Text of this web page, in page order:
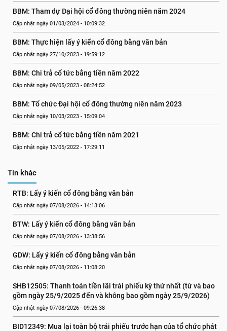
BBM: Tham dự Đại hội cổ đông thường niên năm 2024
Cập nhật ngày 01/03/2024 - 10:09:32
BBM: Thực hiện lấy ý kiến cổ đông bằng văn bản
Cập nhật ngày 27/10/2023 - 19:59:12
BBM: Chi trả cổ tức bằng tiền năm 2022
Cập nhật ngày 09/05/2023 - 08:24:52
BBM: Tổ chức Đại hội cổ đông thường niên năm 2023
Cập nhật ngày 10/03/2023 - 15:09:04
BBM: Chi trả cổ tức bằng tiền năm 2021
Cập nhật ngày 13/05/2022 - 17:29:11
Tin khác
RTB: Lấy ý kiến cổ đông bằng văn bản
Cập nhật ngày 07/08/2026 - 14:13:06
BTW: Lấy ý kiến cổ đông bằng văn bản
Cập nhật ngày 07/08/2026 - 13:38:56
GDW: Lấy ý kiến cổ đông bằng văn bản
Cập nhật ngày 07/08/2026 - 11:08:20
SHB12505: Thanh toán tiền lãi trái phiếu kỳ thứ nhất (từ và bao
gồm ngày 25/9/2025 đến và không bao gồm ngày 25/9/2026)
Cập nhật ngày 07/08/2026 - 09:26:38
BID12349: Mua lại toàn bộ trái phiếu trước hạn của tổ chức phát